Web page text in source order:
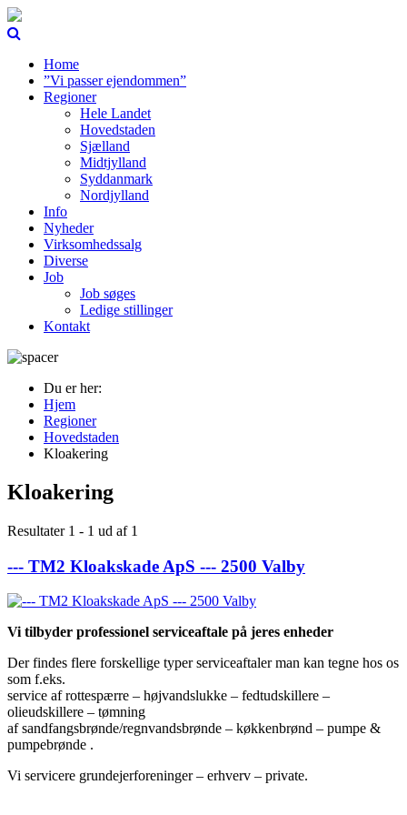
Home
”Vi passer ejendommen”
Regioner
Hele Landet
Hovedstaden
Sjælland
Midtjylland
Syddanmark
Nordjylland
Info
Nyheder
Virksomhedssalg
Diverse
Job
Job søges
Ledige stillinger
Kontakt
Du er her:
Hjem
Regioner
Hovedstaden
Kloakering
Kloakering
Resultater 1 - 1 ud af 1
--- TM2 Kloakskade ApS --- 2500 Valby
Vi tilbyder professionel serviceaftale på jeres enheder
Der findes flere forskellige typer serviceaftaler man kan tegne hos os
som f.eks.
service af rottespærre – højvandslukke – fedtudskillere –
olieudskillere – tømning
af sandfangsbrønde/regnvandsbrønde – køkkenbrønd – pumpe &
pumpebrønde .
Vi servicere grundejerforeninger – erhverv – private.